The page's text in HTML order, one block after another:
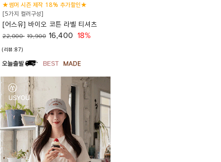
★썸머 시즌 제작 18% 추가할인★
[5가지 컬러구성]
[어스유] 바이오 코튼 라벨 티셔츠
22,000 19,900 16,400 18%
(리뷰:87)